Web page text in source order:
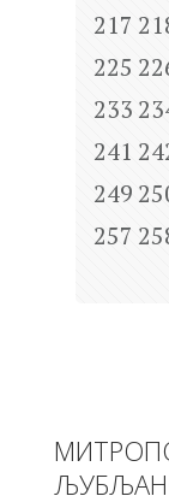
217
225
233
241
249
257